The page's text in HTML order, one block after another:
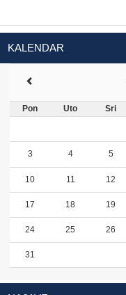
KALENDAR
Pon Uto Sri
3 4 5
10 11 12
17 18 19
24 25 26
31